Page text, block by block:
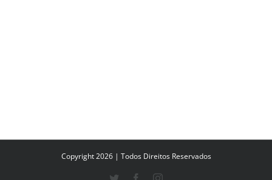
Copyright 2026 | Todos Direitos Reservados
Twitter FacebookInstagram